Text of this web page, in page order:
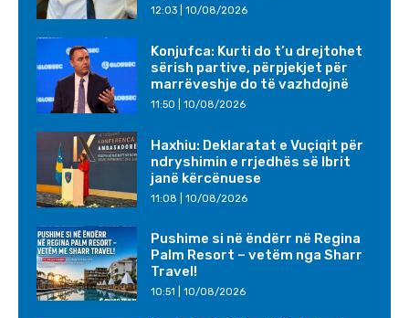
12:03 | 10/08/2026
Konjufca: Kurti do t’u drejtohet
sërish partive, përpjekjet për
marrëveshje do të vazhdojnë
11:50 | 10/08/2026
Haxhiu: Deklaratat e Vuçiqit për
ndryshimin e rrjedhës së Ibrit
janë kërcënuese
11:08 | 10/08/2026
Pushime si në ëndërr në Regina
Palm Resort – vetëm nga Sharr
Travel!
10:51 | 10/08/2026